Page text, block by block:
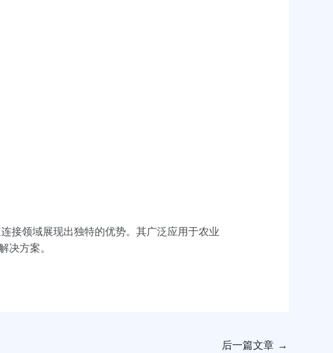
接领域展现出独特的优势。其广泛应用于农业
决方案。
后一篇文章 →